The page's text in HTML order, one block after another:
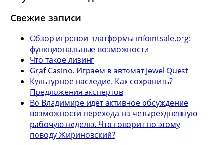
Свежие записи
Обзор игровой платформы infointsale.org:
функциональные возможности
Что такое лизинг
Graf Casino. Играем в автомат Jewel Quest
Культурное наследие. Как сохранить?
Предложения экспертов
Во Владимире идет активное обсуждение
возможности перехода на четырехдневную
рабочую неделю. Что говорит по этому
поводу Жириновский?